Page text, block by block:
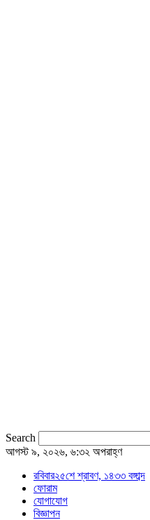
Search
আগস্ট ৯, ২০২৬, ৬:৩২ অপরাহ্ণ
রবিবার২৫শে শ্রাবণ, ১৪৩৩ বঙ্গাব্দ
ফোরাম
যোগাযোগ
বিজ্ঞাপন